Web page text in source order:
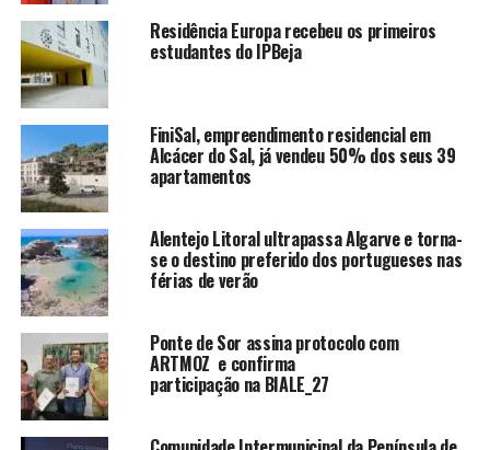
Residência Europa recebeu os primeiros
estudantes do IPBeja
FiniSal, empreendimento residencial em
Alcácer do Sal, já vendeu 50% dos seus 39
apartamentos
Alentejo Litoral ultrapassa Algarve e torna-
se o destino preferido dos portugueses nas
férias de verão
Ponte de Sor assina protocolo com
ARTMOZ e confirma
participação na BIALE_27